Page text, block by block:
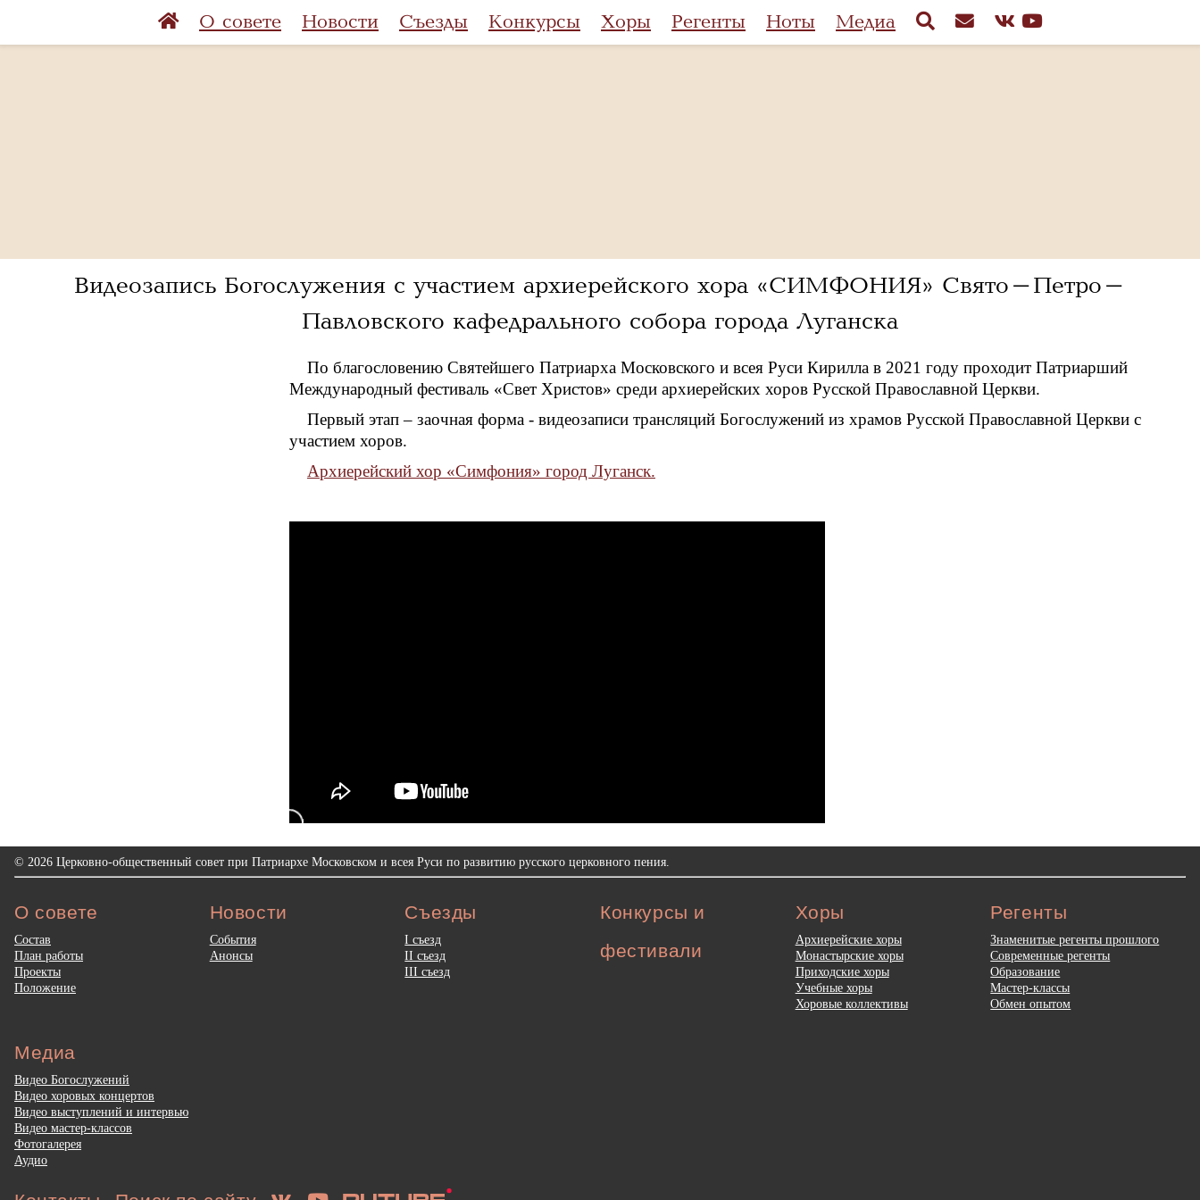
О совете Новости Съезды Конкурсы Хоры Регенты Ноты Медиа
Видеозапись Богослужения с участием архиерейского хора «СИМФОНИЯ» Свято-Петро-
Павловского кафедрального собора города Луганска
По благословению Святейшего Патриарха Московского и всея Руси Кирилла в 2021 году проходит Патриарший
Международный фестиваль «Свет Христов» среди архиерейских хоров Русской Православной Церкви.
Первый этап – заочная форма - видеозаписи трансляций Богослужений из храмов Русской Православной Церкви с
участием хоров.
Архиерейский хор «Симфония» город Луганск.
© 2026 Церковно-общественный совет при Патриархе Московском и всея Руси по развитию русского церковного пения.
О совете
Состав
План работы
Проекты
Положение
Новости
События
Анонсы
Съезды
I съезд
II съезд
III съезд
Конкурсы и
фестивали
Хоры
Архиерейские хоры
Монастырские хоры
Приходские хоры
Учебные хоры
Хоровые коллективы
Регенты
Знаменитые регенты прошлого
Современные регенты
Образование
Мастер-классы
Обмен опытом
Медиа
Видео Богослужений
Видео хоровых концертов
Видео выступлений и интервью
Видео мастер-классов
Фотогалерея
Аудио